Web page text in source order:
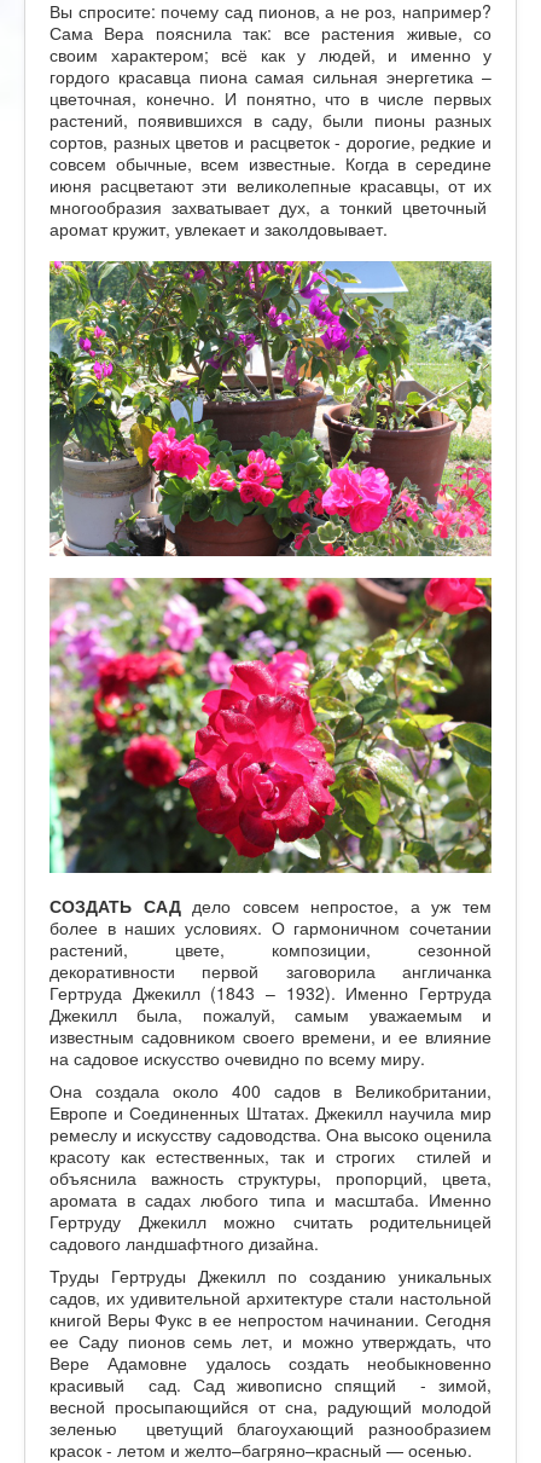
Вы спросите: почему сад пионов, а не роз, например?
Сама Вера пояснила так: все растения живые, со
своим характером; всё как у людей, и именно у
гордого красавца пиона самая сильная энергетика –
цветочная, конечно. И понятно, что в числе первых
растений, появившихся в саду, были пионы разных
сортов, разных цветов и расцветок - дорогие, редкие и
совсем обычные, всем известные. Когда в середине
июня расцветают эти великолепные красавцы, от их
многообразия захватывает дух, а тонкий цветочный
аромат кружит, увлекает и заколдовывает.
СОЗДАТЬ САДдело совсем непростое, а уж тем
более в наших условиях. О гармоничном сочетании
растений, цвете, композиции, сезонной
декоративности первой заговорила англичанка
Гертруда Джекилл (1843 – 1932). Именно Гертруда
Джекилл была, пожалуй, самым уважаемым и
известным садовником своего времени, и ее влияние
на садовое искусство очевидно по всему миру.
Она создала около 400 садов в Великобритании,
Европе и Соединенных Штатах. Джекилл научила мир
ремеслу и искусству садоводства. Она высоко оценила
красоту как естественных, так и строгих стилей и
объяснила важность структуры, пропорций, цвета,
аромата в садах любого типа и масштаба. Именно
Гертруду Джекилл можно считать родительницей
садового ландшафтного дизайна.
Труды Гертруды Джекилл по созданию уникальных
садов, их удивительной архитектуре стали настольной
книгой Веры Фукс в ее непростом начинании. Сегодня
ее Саду пионов семь лет, и можно утверждать, что
Вере Адамовне удалось создать необыкновенно
красивый сад. Сад живописно спящий - зимой,
весной просыпающийся от сна, радующий молодой
зеленью цветущий благоухающий разнообразием
красок - летом и желто–багряно–красный — осенью.